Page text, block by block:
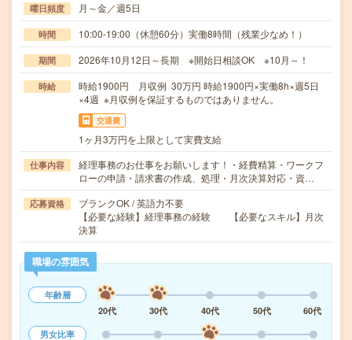
曜日頻度 月～金／週5日
時間 10:00-19:00（休憩60分）実働8時間（残業少なめ！）
期間 2026年10月12日～長期 ※開始日相談OK ※10月～！
時給
時給1900円 月収例 30万円 時給1900円×実働8h×週5日
×4週 ※月収例を保証するものではありません。
交通費
1ヶ月3万円を上限として実費支給
仕事内容
経理事務のお仕事をお願いします！・経費精算・ワークフ
ローの申請・請求書の作成、処理・月次決算対応・資…
応募資格
ブランクOK / 英語力不要
【必要な経験】経理事務の経験 【必要なスキル】月次
決算
職場の雰囲気
年齢層
20代
30代 40代 50代
60代
男女比率